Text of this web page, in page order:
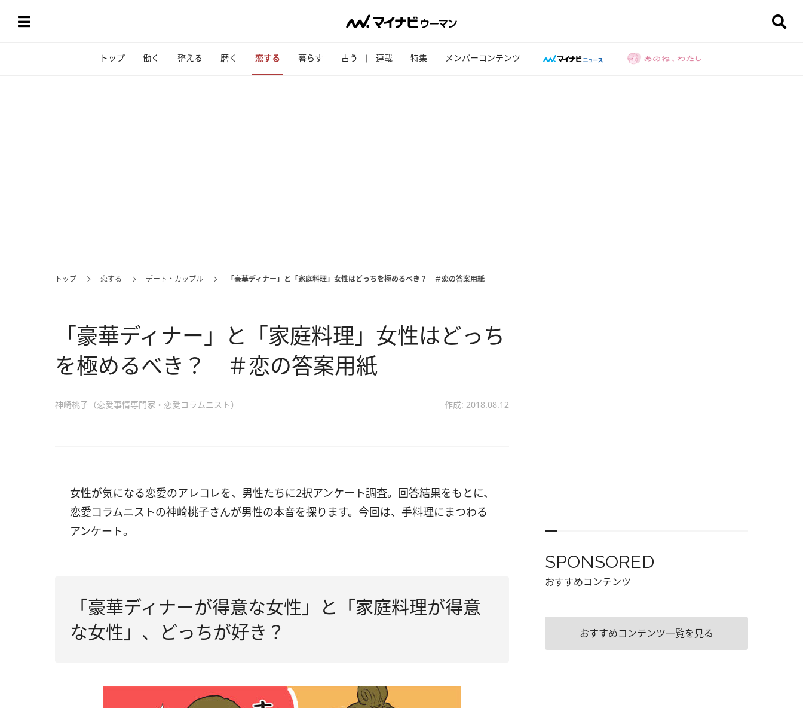
トップ 働く 整える 磨く 恋する 暮らす 占う 連載 特集 メンバーコンテンツ
トップ 恋する デート・カップル 「豪華ディナー」と「家庭料理」女性はどっちを極めるべき？ ＃恋の答案用紙
「豪華ディナー」と「家庭料理」女性はどっち
を極めるべき？ ＃恋の答案用紙
神崎桃子（恋愛事情専門家・恋愛コラムニスト） 作成: 2018.08.12
女性が気になる恋愛のアレコレを、男性たちに2択アンケート調査。回答結果をもとに、
恋愛コラムニストの神崎桃子さんが男性の本音を探ります。今回は、手料理にまつわる
アンケート。
「豪華ディナーが得意な女性」と「家庭料理が得意
な女性」、どっちが好き？
SPONSORED
おすすめコンテンツ
おすすめコンテンツ一覧を見る